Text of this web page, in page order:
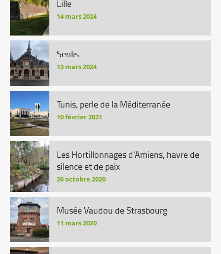
Lille
14 mars 2024
Senlis
13 mars 2024
Tunis, perle de la Méditerranée
10 février 2021
Les Hortillonnages d'Amiens, havre de
silence et de paix
26 octobre 2020
Musée Vaudou de Strasbourg
11 mars 2020